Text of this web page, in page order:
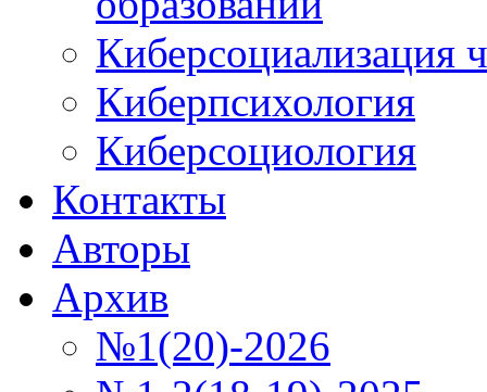
Киберсоциализация
Киберпсихология
Киберсоциология
Контакты
Авторы
Архив
№1(20)-2026